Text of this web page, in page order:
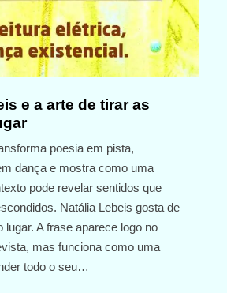
e a arte de tirar as
poesia em pista,
dança e mostra como uma
pode revelar sentidos que
Natália Lebeis gosta de
lugar. A frase aparece logo no
mas funciona como uma
todo o seu…